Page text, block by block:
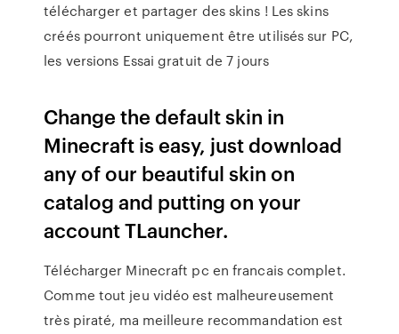
télécharger et partager des skins ! Les skins
créés pourront uniquement être utilisés sur PC,
les versions Essai gratuit de 7 jours
Change the default skin in
Minecraft is easy, just download
any of our beautiful skin on
catalog and putting on your
account TLauncher.
Télécharger Minecraft pc en francais complet.
Comme tout jeu vidéo est malheureusement
très piraté, ma meilleure recommandation est